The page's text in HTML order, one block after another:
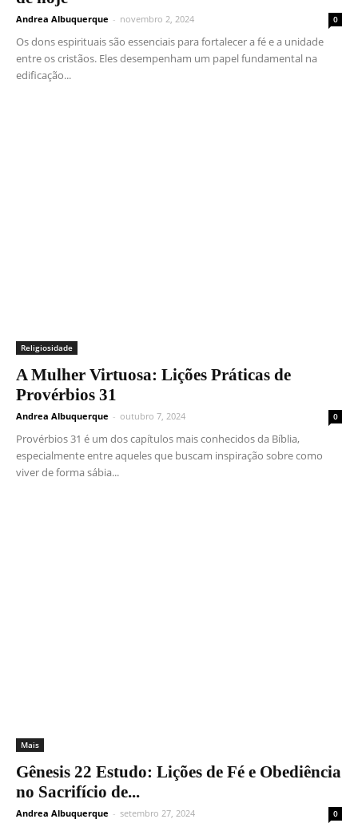
Andrea Albuquerque - novembro 2, 2024 0
Os dons espirituais são essenciais para fortalecer a fé e a unidade
entre os cristãos. Eles desempenham um papel fundamental na
edificação...
Religiosidade
A Mulher Virtuosa: Lições Práticas de
Provérbios 31
Andrea Albuquerque - outubro 7, 2024 0
Provérbios 31 é um dos capítulos mais conhecidos da Bíblia,
especialmente entre aqueles que buscam inspiração sobre como
viver de forma sábia...
Mais
Gênesis 22 Estudo: Lições de Fé e Obediência
no Sacrifício de...
Andrea Albuquerque - setembro 27, 2024 0